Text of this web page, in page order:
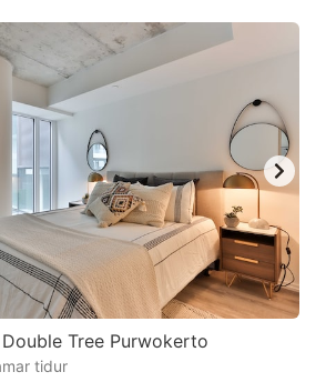
Tree Purwokerto
tidur